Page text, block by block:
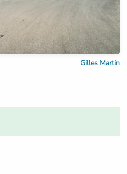
Gilles Martin